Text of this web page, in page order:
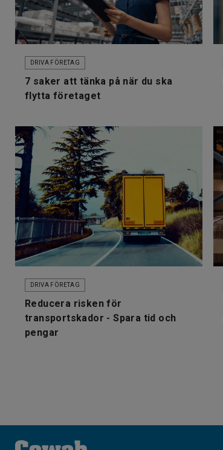
DRIVA FÖRETAG
7 saker att tänka på när du ska
flytta företaget
DRIVA FÖRETAG
Reducera risken för
transportskador - Spara tid och
pengar